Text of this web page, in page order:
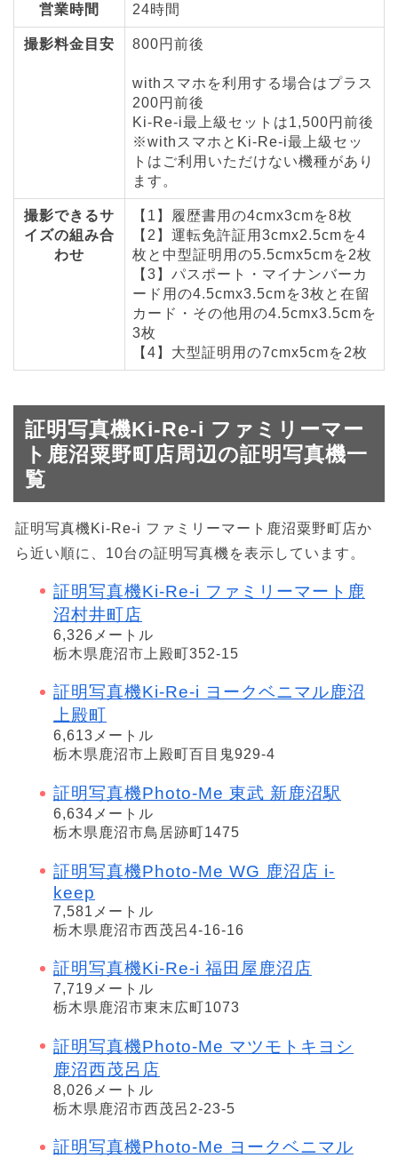
営業時間 24時間
撮影料金目安 800円前後
withスマホを利用する場合はプラス
200円前後
Ki-Re-i最上級セットは1,500円前後
※withスマホとKi-Re-i最上級セッ
トはご利用いただけない機種があり
ます。
撮影できるサ
イズの組み合
わせ
【1】履歴書用の4cmx3cmを8枚
【2】運転免許証用3cmx2.5cmを4
枚と中型証明用の5.5cmx5cmを2枚
【3】パスポート・マイナンバーカ
ード用の4.5cmx3.5cmを3枚と在留
カード・その他用の4.5cmx3.5cmを
3枚
【4】大型証明用の7cmx5cmを2枚
証明写真機Ki-Re-i ファミリーマー
ト鹿沼粟野町店周辺の証明写真機一
覧
証明写真機Ki-Re-i ファミリーマート鹿沼粟野町店か
ら近い順に、10台の証明写真機を表示しています。
証明写真機Ki-Re-i ファミリーマート鹿
沼村井町店
6,326メートル
栃木県鹿沼市上殿町352-15
証明写真機Ki-Re-i ヨークベニマル鹿沼
上殿町
6,613メートル
栃木県鹿沼市上殿町百目鬼929-4
証明写真機Photo-Me 東武 新鹿沼駅
6,634メートル
栃木県鹿沼市鳥居跡町1475
証明写真機Photo-Me WG 鹿沼店 i-
keep
7,581メートル
栃木県鹿沼市西茂呂4-16-16
証明写真機Ki-Re-i 福田屋鹿沼店
7,719メートル
栃木県鹿沼市東末広町1073
証明写真機Photo-Me マツモトキヨシ
鹿沼西茂呂店
8,026メートル
栃木県鹿沼市西茂呂2-23-5
証明写真機Photo-Me ヨークベニマル